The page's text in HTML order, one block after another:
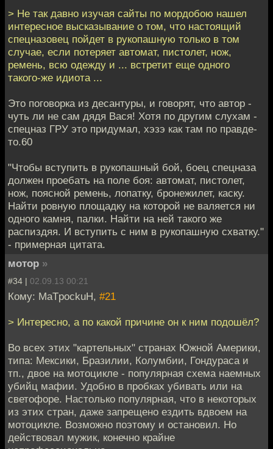
> Не так давно изучая сайты по мордобою нашел
интересное высказывание о том, что настоящий
спецназовец пойдет в рукопашную только в том
случае, если потеряет автомат, пистолет, нож,
ремень, всю одежду и ... встретит еще одного
такого-же идиота ...
Это поговорка из десантуры, и говорят, что автор -
чуть ли не сам дядя Вася! Хотя по другим слухам -
спецназ ГРУ это придумал, хэзэ как там по правде-
то.60
"Чтобы вступить в рукопашный бой, боец спецназа
должен проебать на поле боя: автомат, пистолет,
нож, поясной ремень, лопатку, бронежилет, каску.
Найти ровную площадку на которой не валяется ни
одного камня, палки. Найти на ней такого же
распиздяя. И вступить с ним в рукопашную схватку."
- примерная цитата.
мотор »
#34 | 02.09.13 00:21
Кому: MaTpockuH, #21
> Интересно, а по какой причине он к ним подошёл?
Во всех этих "картельных" странах Южной Америки,
типа: Мексики, Бразилии, Колумбии, Гондураса и
тп., двое на мотоцикле - популярная схема наемных
убийц мафии. Удобно в пробках убивать или на
светофоре. Настолько популярная, что в некоторых
из этих стран, даже запрещено ездить вдвоем на
мотоцикле. Возможно поэтому и остановил. Но
действовал мужик, конечно крайне